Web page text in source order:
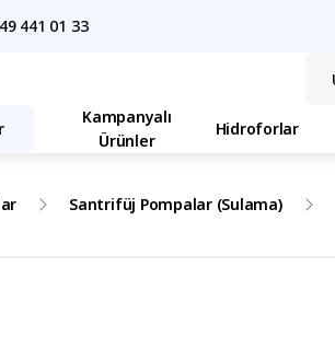
441 01 33
Kampanyalı
Ürünler
Hidroforlar
Santrifüj Pompalar (Sulama)